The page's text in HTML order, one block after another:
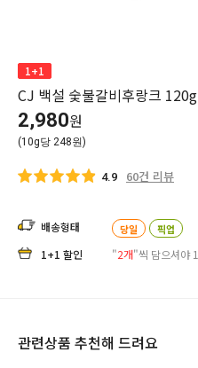
1+1
CJ 백설 숯불갈비후랑크 120g
2,980원
(10g당 248원)
4.9 60건 리뷰
배송형태 당일 픽업
1+1 할인 "2개"씩 담으셔야
관련상품 추천해 드려요